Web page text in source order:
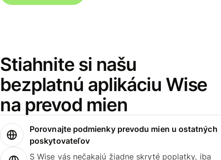
Stiahnite si našu
bezplatnú aplikáciu Wise
na prevod mien
Porovnajte podmienky prevodu mien u ostatných
poskytovateľov
S Wise vás nečakajú žiadne skryté poplatky, iba